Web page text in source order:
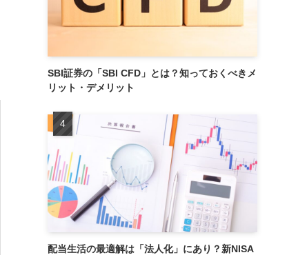
SBI証券の「SBI CFD」とは？知っておくべきメ
リット・デメリット
配当生活の最適解は「法人化」にあり？新NISA